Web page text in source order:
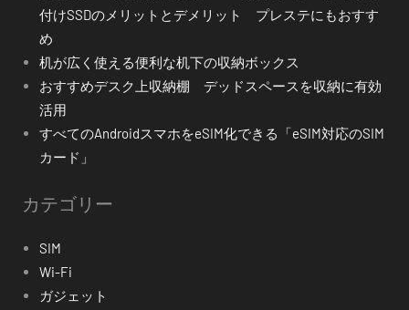
付けSSDのメリットとデメリット プレステにもおすす
め
机が広く使える便利な机下の収納ボックス
おすすめデスク上収納棚 デッドスペースを収納に有効
活用
すべてのAndroidスマホをeSIM化できる「eSIM対応のSIM
カード」
カテゴリー
SIM
Wi-Fi
ガジェット